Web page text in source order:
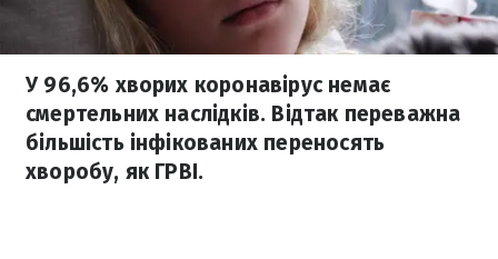
У 96,6% хворих коронавірус немає
смертельних наслідків. Відтак переважна
більшість інфікованих переносять
хворобу, як ГРВІ.